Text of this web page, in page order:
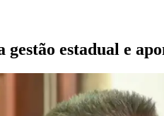
estadual e